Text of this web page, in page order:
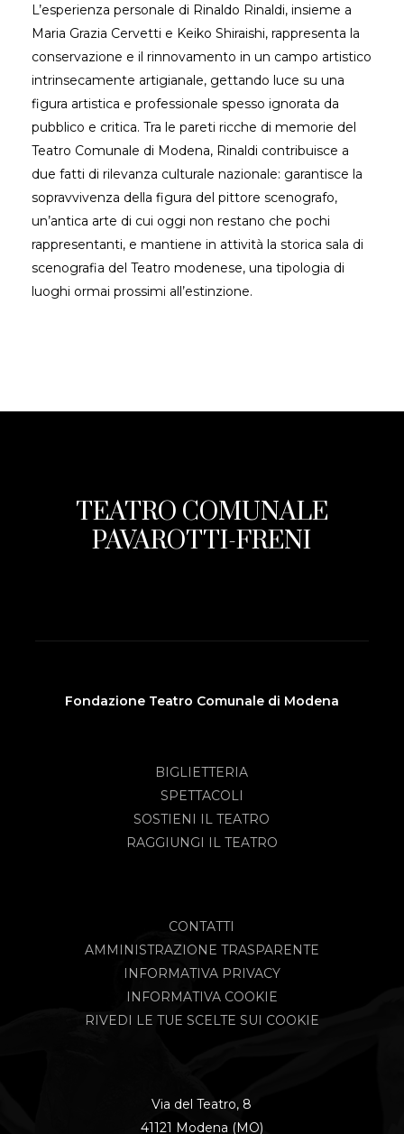
L’esperienza personale di Rinaldo Rinaldi, insieme a
Maria Grazia Cervetti e Keiko Shiraishi, rappresenta la
conservazione e il rinnovamento in un campo artistico
intrinsecamente artigianale, gettando luce su una
figura artistica e professionale spesso ignorata da
pubblico e critica. Tra le pareti ricche di memorie del
Teatro Comunale di Modena, Rinaldi contribuisce a
due fatti di rilevanza culturale nazionale: garantisce la
sopravvivenza della figura del pittore scenografo,
un’antica arte di cui oggi non restano che pochi
rappresentanti, e mantiene in attività la storica sala di
scenografia del Teatro modenese, una tipologia di
luoghi ormai prossimi all’estinzione.
TEATRO COMUNALE
PAVAROTTI-FRENI
Fondazione Teatro Comunale di Modena
BIGLIETTERIA
SPETTACOLI
SOSTIENI IL TEATRO
RAGGIUNGI IL TEATRO
CONTATTI
AMMINISTRAZIONE TRASPARENTE
INFORMATIVA PRIVACY
INFORMATIVA COOKIE
RIVEDI LE TUE SCELTE SUI COOKIE
Via del Teatro, 8
41121 Modena (MO)